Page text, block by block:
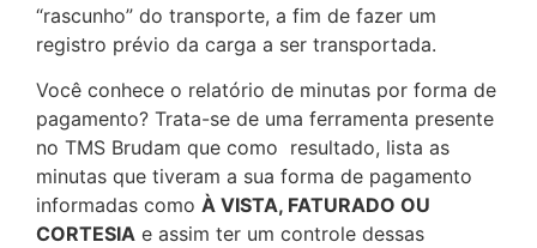
“rascunho” do transporte, a fim de fazer um
registro prévio da carga a ser transportada.
Você conhece o relatório de minutas por forma de
pagamento? Trata-se de uma ferramenta presente
no TMS Brudam que como resultado, lista as
minutas que tiveram a sua forma de pagamento
informadas como À VISTA, FATURADO OU
CORTESIA e assim ter um controle dessas